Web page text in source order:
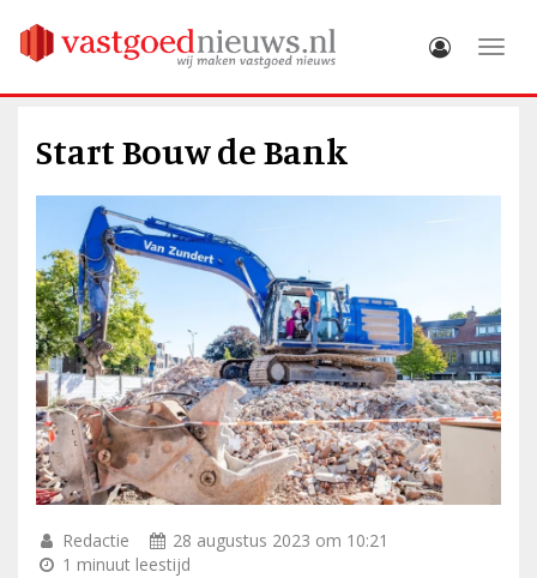
Start Bouw de Bank
Redactie
28 augustus 2023 om 10:21
1 minuut leestijd